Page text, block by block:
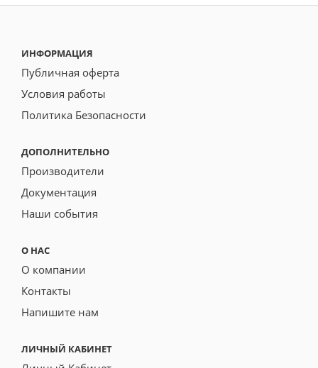
ИНФОРМАЦИЯ
Публичная оферта
Условия работы
Политика Безопасности
ДОПОЛНИТЕЛЬНО
Производители
Документация
Наши события
О НАС
О компании
Контакты
Напишите нам
ЛИЧНЫЙ КАБИНЕТ